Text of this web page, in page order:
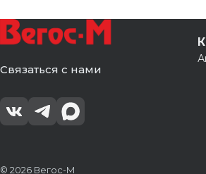
Связаться с нами
© 2026 Вегос-М